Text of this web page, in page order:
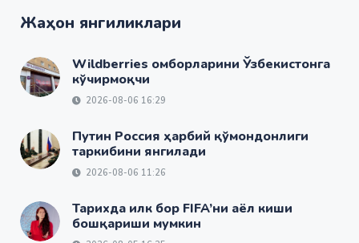
Жаҳон янгиликлари
Wildberries омборларини Ўзбекистонга
кўчирмоқчи
2026-08-06 16:29
Путин Россия ҳарбий қўмондонлиги
таркибини янгилади
2026-08-06 11:26
Тарихда илк бор FIFA’ни аёл киши
бошқариши мумкин